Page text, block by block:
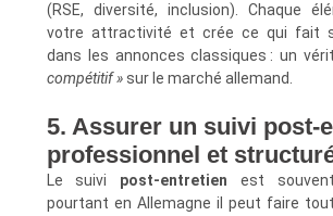
(RSE, diversité, inclusion). Chaque
votre attractivité et crée ce qui fait
dans les annonces classiques : un
compétitif »sur le marché allemand.
5. Assurer un suivi post-
professionnel et
Le suivi post-entretien est
pourtant en Allemagne il peut faire